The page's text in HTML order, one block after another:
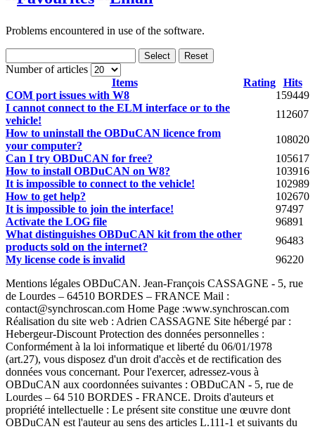
Problems encountered in use of the software.
Select Reset
Number of articles
Items
Rating
Hits
COM port issues with W8
159449
I cannot connect to the ELM interface or to the
vehicle!
112607
How to uninstall the OBDuCAN licence from
your computer?
108020
Can I try OBDuCAN for free?
105617
How to install OBDuCAN on W8?
103916
It is impossible to connect to the vehicle!
102989
How to get help?
102670
It is impossible to join the interface!
97497
Activate the LOG file
96891
What distinguishes OBDuCAN kit from the other
products sold on the internet?
96483
My license code is invalid
96220
Mentions légales OBDuCAN. Jean-François CASSAGNE - 5, rue
de Lourdes – 64510 BORDES – FRANCE Mail :
contact@synchroscan.com Home Page :www.synchroscan.com
Réalisation du site web : Adrien CASSAGNE Site hébergé par :
Hebergeur-Discount Protection des données personnelles :
Conformément à la loi informatique et liberté du 06/01/1978
(art.27), vous disposez d'un droit d'accès et de rectification des
données vous concernant. Pour l'exercer, adressez-vous à
OBDuCAN aux coordonnées suivantes : OBDuCAN - 5, rue de
Lourdes – 64 510 BORDES - FRANCE. Droits d'auteurs et
propriété intellectuelle : Le présent site constitue une œuvre dont
OBDuCAN est l'auteur au sens des articles L.111-1 et suivants du